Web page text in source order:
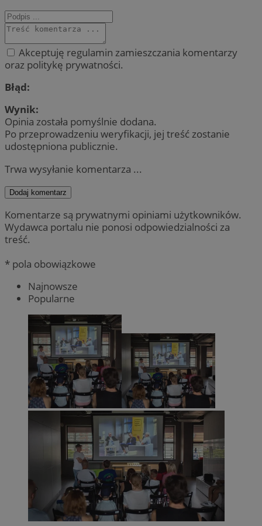
Akceptuję regulamin zamieszczania komentarzy
oraz politykę prywatności.
Błąd:
Wynik:
Opinia została pomyślnie dodana.
Po przeprowadzeniu weryfikacji, jej treść zostanie
udostępniona publicznie.
Trwa wysyłanie komentarza ...
Dodaj komentarz
Komentarze są prywatnymi opiniami użytkowników.
Wydawca portalu nie ponosi odpowiedzialności za
treść.
* pola obowiązkowe
Najnowsze
Popularne